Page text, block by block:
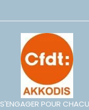
S'ENGAGER POUR